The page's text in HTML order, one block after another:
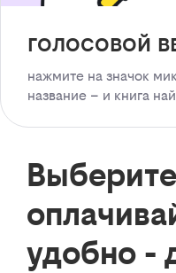
голосовой
нажмите на значок
название – и книга
удобно -